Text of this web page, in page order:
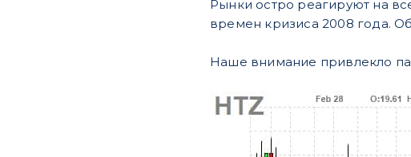
Рынки остро реагируют на
времен кризиса 2008 года.
Наше внимание привлекло